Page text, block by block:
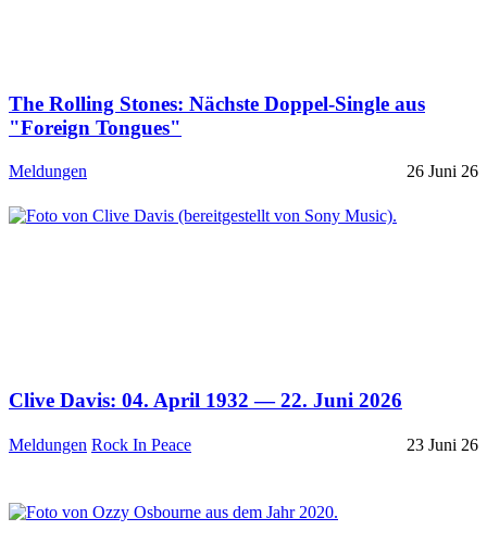
The Rolling Stones: Nächste Doppel-Single aus
"Foreign Tongues"
Meldungen 26 Juni 26
Clive Davis: 04. April 1932 — 22. Juni 2026
Meldungen Rock In Peace 23 Juni 26